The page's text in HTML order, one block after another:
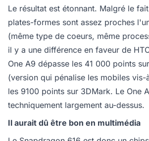
Le résultat est étonnant. Malgré le
plates-formes sont assez proches
(même type de coeurs, même
il y a une différence en faveur de
One A9 dépasse les 41 000 points
(version qui pénalise les mobiles
les 9100 points sur 3DMark. Le One
techniquement largement au-dessus.
Il aurait dû être bon en multimédia